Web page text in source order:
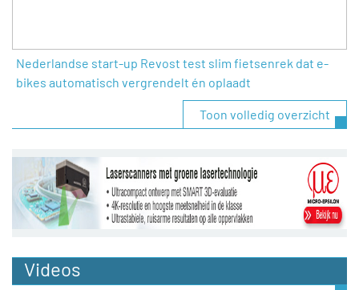
Nederlandse start-up Revost test slim fietsenrek dat e-
bikes automatisch vergrendelt én oplaadt
Toon volledig overzicht
Videos